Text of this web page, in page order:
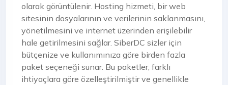
olarak görüntülenir. Hosting hizmeti, bir web
sitesinin dosyalarının ve verilerinin saklanmasını,
yönetilmesini ve internet üzerinden erişilebilir
hale getirilmesini sağlar. SiberDC sizler için
bütçenize ve kullanımınıza göre birden fazla
paket seçeneği sunar. Bu paketler, farklı
ihtiyaçlara göre özelleştirilmiştir ve genellikle